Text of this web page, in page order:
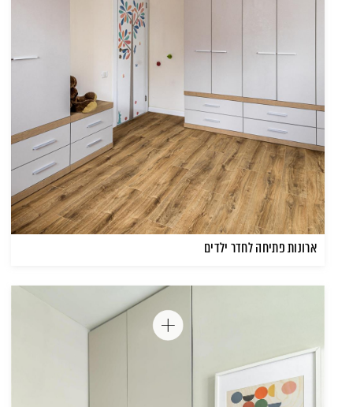
ארונות פתיחה לחדר ילדים